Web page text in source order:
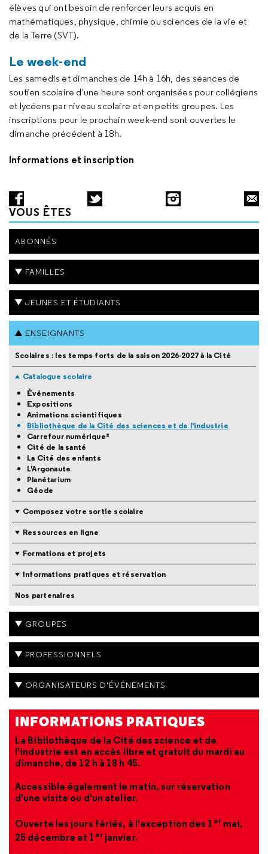
élèves qui ont besoin de renforcer leurs acquis en
mathématiques, physique, chimie ou sciences de la vie et
de la Terre (SVT).
Le week-end
Les samedis et dimanches de 14h à 16h, des séances de
soutien scolaire d'une heure sont organisées pour collégiens
et lycéens par niveau scolaire et en petits groupes. Les
inscriptions pour le prochain week-end sont ouvertes le
dimanche précédent à 18h.
Informations et inscription
VOUS ÊTES
ABONNÉS
FAMILLES
JEUNES ET ÉTUDIANTS
ENSEIGNANTS
Scolaires : les temps forts de la saison 2026-2027 à la Cité
Catalogue scolaire
Événements
Expositions
Animations scientifiques
Bibliothèque de la Cité des sciences et de l'industrie
Carrefour numérique²
Cité de la santé
La Cité des enfants
L'Argonaute
Planétarium
Géode
Composez votre sortie scolaire
Ressources en ligne
Formations et projets
Informations pratiques et réservation
Nos partenaires
GROUPES
PROFESSIONNELS
ORGANISATEURS D'ÉVÉNEMENTS
INFORMATIONS PRATIQUES
La Bibliothèque de la Cité des science et de
l'industrie est en accès libre et gratuit du mardi au
dimanche, de 12 h à 18 h 45.
Accessible également le matin, sur réservation
d'une visite ou d'un atelier.
Ouverte les jours fériés, à l'exception des 1 ermai,
25 décembre et 1 erjanvier.